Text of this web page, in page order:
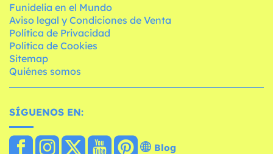
Funidelia en el Mundo
Aviso legal y Condiciones de Venta
Política de Privacidad
Política de Cookies
Sitemap
Quiénes somos
SÍGUENOS EN:
Blog